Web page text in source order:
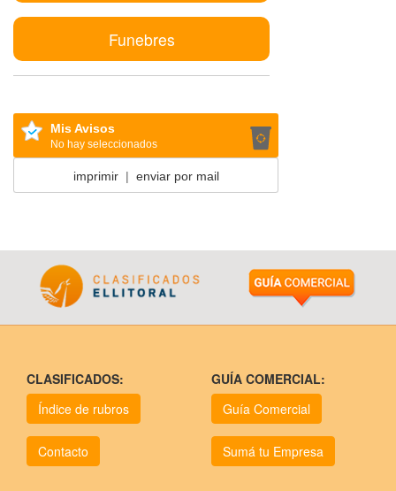
Funebres
Mis Avisos
No hay seleccionados
imprimir| enviar por mail
CLASIFICADOS:
Índice de rubros
Contacto
GUÍA COMERCIAL:
Guía Comercial
Sumá tu Empresa